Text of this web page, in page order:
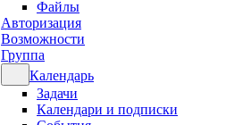
Файлы
Авторизация
Возможности
Группа
Календарь
Задачи
Календари и подписки